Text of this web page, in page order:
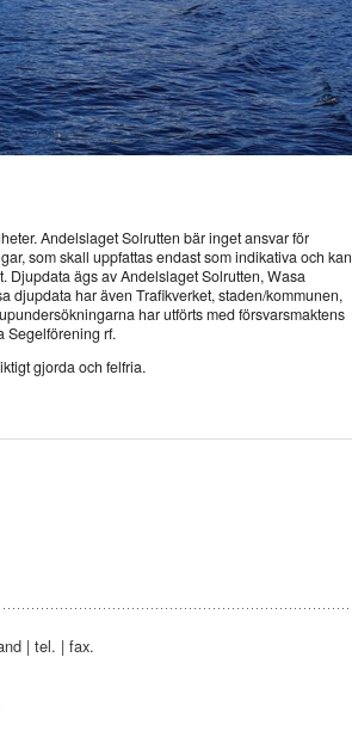
Andelslaget Solrutten bär inget ansvar för
som skall uppfattas endast som indikativa och kan
Djupdata ägs av Andelslaget Solrutten, Wasa
djupdata har även Trafikverket, staden/kommunen,
har utförts med försvarsmaktens
Segelförening rf.
gjorda och felfria.
| tel. | fax.